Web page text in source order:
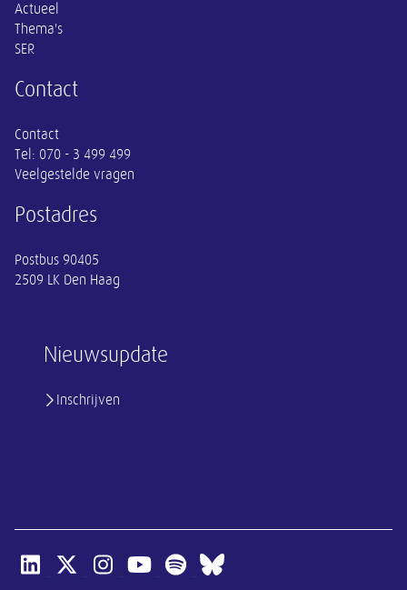
Nieuwsupdate
Inschrijven
Actueel
Thema's
SER
Contact
Contact
Tel: 070 - 3 499 499
Veelgestelde vragen
Postadres
Postbus 90405
2509 LK Den Haag
Open linkedin van SER
Open x-twitter van SER
Open instagram van SER
Open youtube van SER
Open spotify van SER
Open bluesky van SER